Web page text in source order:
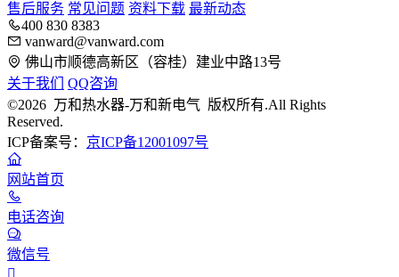
售后服务 常见问题 资料下载 最新动态
400 830 8383
vanward@vanward.com
佛山市顺德高新区（容桂）建业中路13号
关于我们
QQ咨询
©2026 万和热水器-万和新电气 版权所有.All Rights
Reserved.
ICP备案号： 京ICP备12001097号
网站首页
电话咨询
微信号